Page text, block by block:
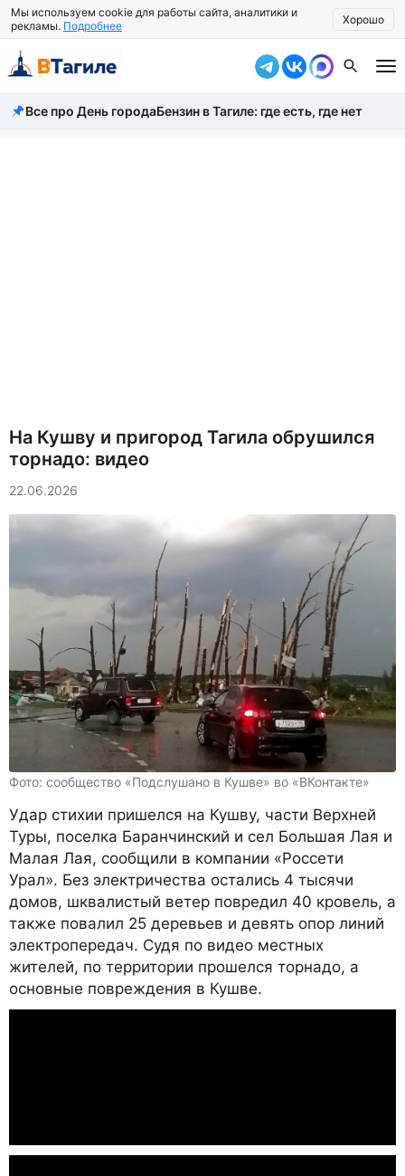
Мы используем cookie для работы сайта, аналитики и
рекламы. Подробнее Хорошо
Все новости
Все про День городаБензин в Тагиле: где есть, где нет
На Кушву и пригород Тагила обрушился
торнадо: видео
22.06.2026
Фото: сообщество «Подслушано в Кушве» во «ВКонтакте»
Удар стихии пришелся на Кушву, части Верхней
Туры, поселка Баранчинский и сел Большая Лая и
Малая Лая, сообщили в компании «Россети
Урал». Без электричества остались 4 тысячи
домов, шквалистый ветер повредил 40 кровель, а
также повалил 25 деревьев и девять опор линий
электропередач. Судя по видео местных
жителей, по территории прошелся торнадо, а
основные повреждения в Кушве.